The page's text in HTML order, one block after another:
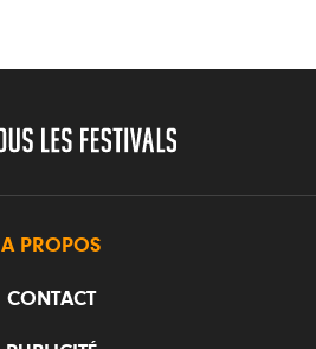
A PROPOS
CONTACT